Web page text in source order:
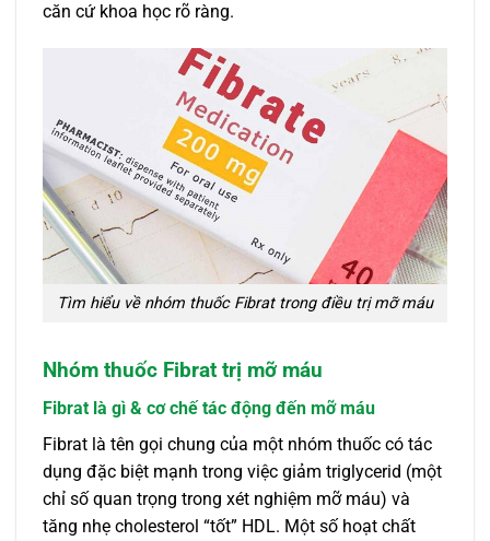
căn cứ khoa học rõ ràng.
Tìm hiểu về nhóm thuốc Fibrat trong điều trị mỡ máu
Nhóm thuốc Fibrat trị mỡ máu
Fibrat là gì & cơ chế tác động đến mỡ máu
Fibrat là tên gọi chung của một nhóm thuốc có tác
dụng đặc biệt mạnh trong việc giảm triglycerid (một
chỉ số quan trọng trong xét nghiệm mỡ máu) và
tăng nhẹ cholesterol “tốt” HDL. Một số hoạt chất